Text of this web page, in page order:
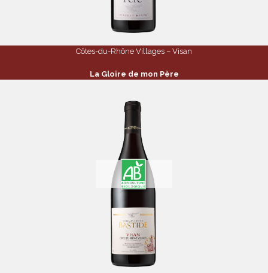
Côtes-du-Rhône Villages – Visan
La Gloire de mon Père